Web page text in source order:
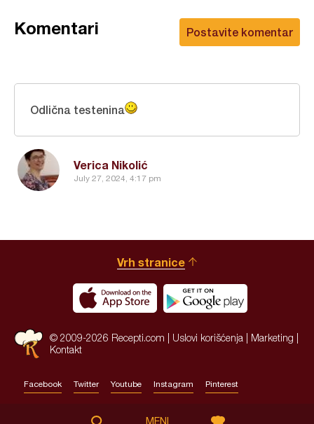
Postavite komentar
Komentari
Verica Nikolić
July 27, 2024, 4:17 pm
Odlična testenina
Vrh stranice
© 2009-2026 Recepti.com | Uslovi korišćenja Marketing
Kontakt
Facebook Twitter Youtube Instagram Pinterest